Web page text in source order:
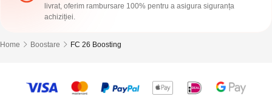
livrat, oferim rambursare 100% pentru a asigura siguranța
achiziției.
Home Boostare FC 26 Boosting